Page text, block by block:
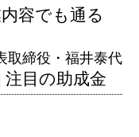
容でも通る
取締役・福井泰代
注目の助成金